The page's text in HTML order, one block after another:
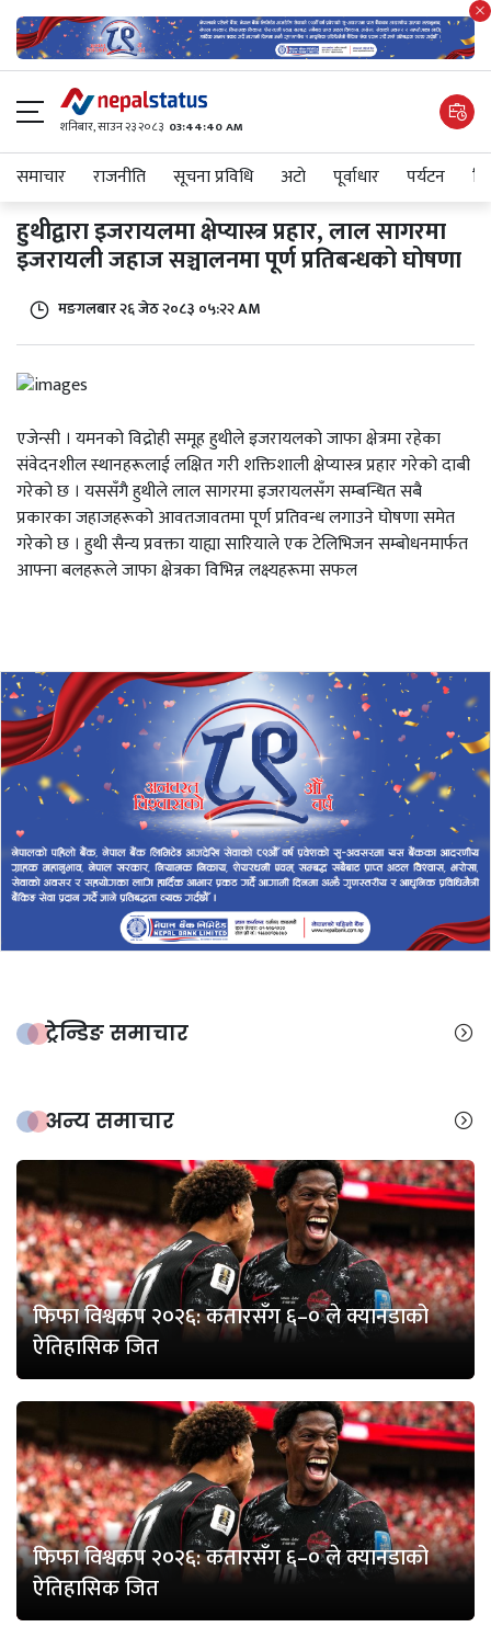
शनिबार, साउन २३ २०८३ 03:44:40 AM
समाचार राजनीति सूचना प्रविधि अटाे पूर्वाधार पर्यटन
हुथीद्वारा इजरायलमा क्षेप्यास्त्र प्रहार, लाल सागरमा
इजरायली जहाज सञ्चालनमा पूर्ण प्रतिबन्धको घोषणा
मङगलबार २६ जेठ २०८३ ०५:२२ AM
एजेन्सी । यमनको विद्रोही समूह हुथीले इजरायलको जाफा क्षेत्रमा रहेका
संवेदनशील स्थानहरूलाई लक्षित गरी शक्तिशाली क्षेप्यास्त्र प्रहार गरेको दाबी
गरेको छ । यससँगै हुथीले लाल सागरमा इजरायलसँग सम्बन्धित सबै
प्रकारका जहाजहरूको आवतजावतमा पूर्ण प्रतिवन्ध लगाउने घोषणा समेत
गरेको छ । हुथी सैन्य प्रवक्ता याह्या सारियाले एक टेलिभिजन सम्बोधनमार्फत
आफ्ना बलहरूले जाफा क्षेत्रका विभिन्न लक्ष्यहरूमा सफल
ट्रेन्डिङ समाचार
अन्य समाचार
फिफा विश्वकप २०२६: कतारसँग ६–० ले क्यानडाको
ऐतिहासिक जित
फिफा विश्वकप २०२६: कतारसँग ६–० ले क्यानडाको
ऐतिहासिक जित